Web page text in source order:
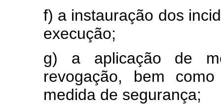
f) a instauração dos
execução;
g) a aplicação de
revogação, bem
medida de segurança;